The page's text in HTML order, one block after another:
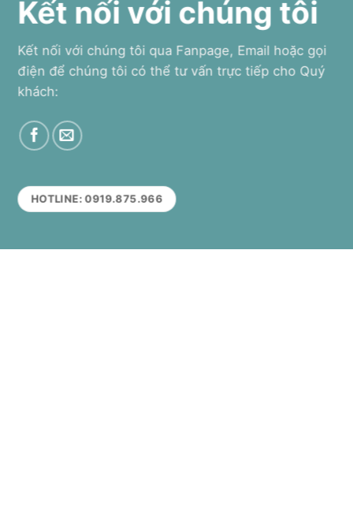
Kết nối với chúng tôi
Kết nối với chúng tôi qua Fanpage, Email hoặc gọi
điện để chúng tôi có thể tư vấn trực tiếp cho Quý
khách:
HOTLINE: 0919.875.966